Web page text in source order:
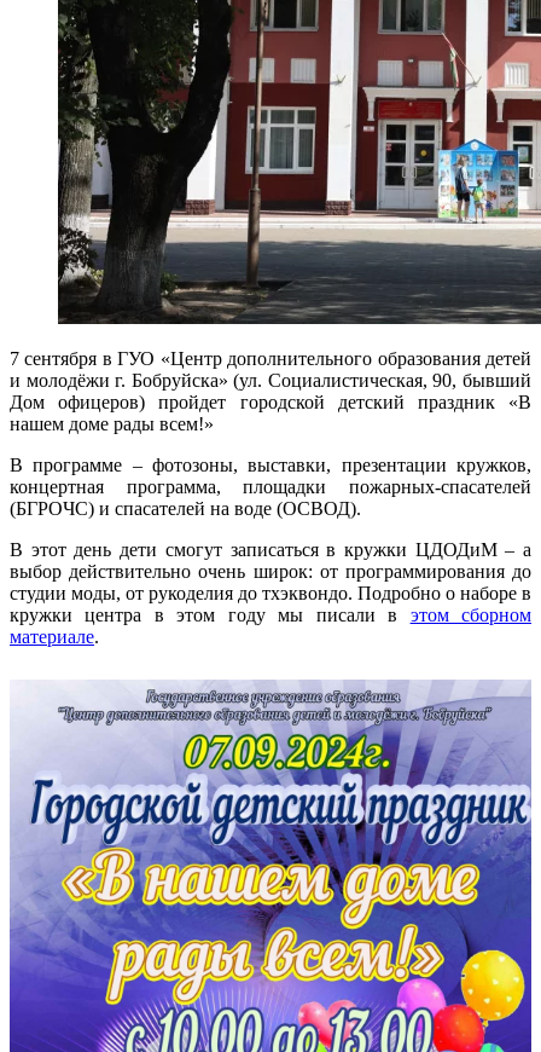
7 сентября в ГУО «Центр дополнительного образования детей
и молодёжи г. Бобруйска» (ул. Социалистическая, 90, бывший
Дом офицеров) пройдет городской детский праздник «В
нашем доме рады всем!»
В программе – фотозоны, выставки, презентации кружков,
концертная программа, площадки пожарных-спасателей
(БГРОЧС) и спасателей на воде (ОСВОД).
В этот день дети смогут записаться в кружки ЦДОДиМ – а
выбор действительно очень широк: от программирования до
студии моды, от рукоделия до тхэквондо. Подробно о наборе в
кружки центра в этом году мы писали в этом сборном
материале.